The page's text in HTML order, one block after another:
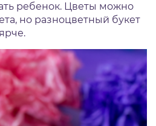
ребенок. Цветы можно
но разноцветный букет